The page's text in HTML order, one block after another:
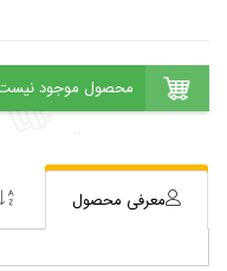
معرفی محصول